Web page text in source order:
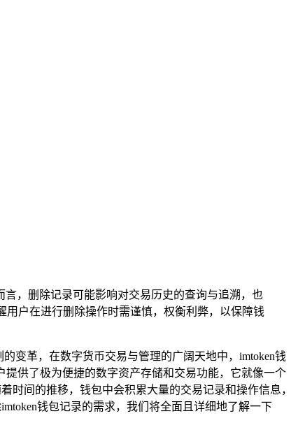
，删除记录可能影响对交易历史的查询与追溯，也
户在进行删除操作时需谨慎，权衡利弊，以保障钱
变革，在数字货币交易与管理的广阔天地中，imtoken钱
供了极为便捷的数字资产存储和交易功能，它就像一个
时间的推移，钱包中会积累大量的交易记录和操作信息，
钱包记录的需求，我们将全面且详细地了解一下